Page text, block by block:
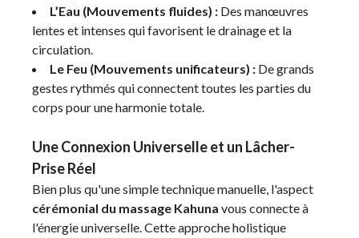
L’Eau (Mouvements fluides) : Des manœuvres
lentes et intenses qui favorisent le drainage et la
circulation.
Le Feu (Mouvements unificateurs) : De grands
gestes rythmés qui connectent toutes les parties du
corps pour une harmonie totale.
Une Connexion Universelle et un Lâcher-
Prise Réel
Bien plus qu'une simple technique manuelle, l'aspect
cérémonial du massage Kahuna vous connecte à
l'énergie universelle. Cette approche holistique